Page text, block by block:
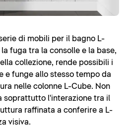
di mobili per il bagno L-
fuga tra la consolle e la base,
collezione, rende possibili i
e funge allo stesso tempo da
nelle colonne L-Cube. Non
soprattutto l'interazione tra il
raffinata a conferire a L-
visiva.